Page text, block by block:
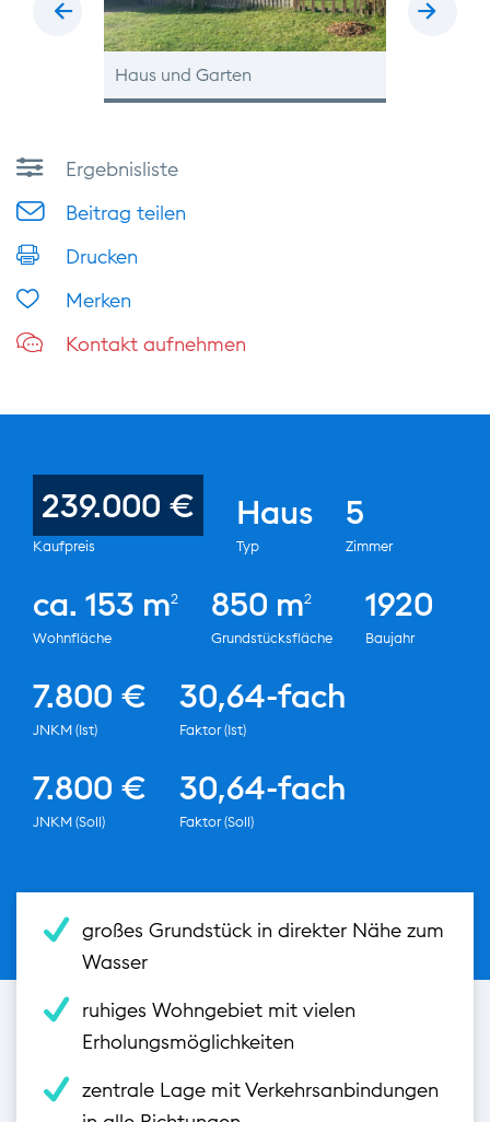
zurück vor
Haus und Garten
Ergebnisliste
Beitrag teilen
Drucken
Merken
Kontakt aufnehmen
239.000 €
Kaufpreis
Haus
Typ
5
Zimmer
ca. 153 m2
Wohnfläche
850 m2
Grundstücksfläche
1920
Baujahr
7.800 €
JNKM (Ist)
30,64-fach
Faktor (Ist)
7.800 €
JNKM (Soll)
30,64-fach
Faktor (Soll)
großes Grundstück in direkter Nähe zum
Wasser
ruhiges Wohngebiet mit vielen
Erholungsmöglichkeiten
zentrale Lage mit Verkehrsanbindungen